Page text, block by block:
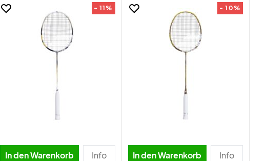
- 11%
In den Warenkorb Info
- 10%
In den Warenkorb Info